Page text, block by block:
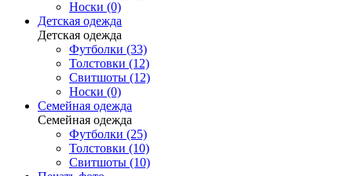
Носки (0)
Детская одежда
Детская одежда
Футболки (33)
Толстовки (12)
Свитшоты (12)
Носки (0)
Семейная одежда
Семейная одежда
Футболки (25)
Толстовки (10)
Свитшоты (10)